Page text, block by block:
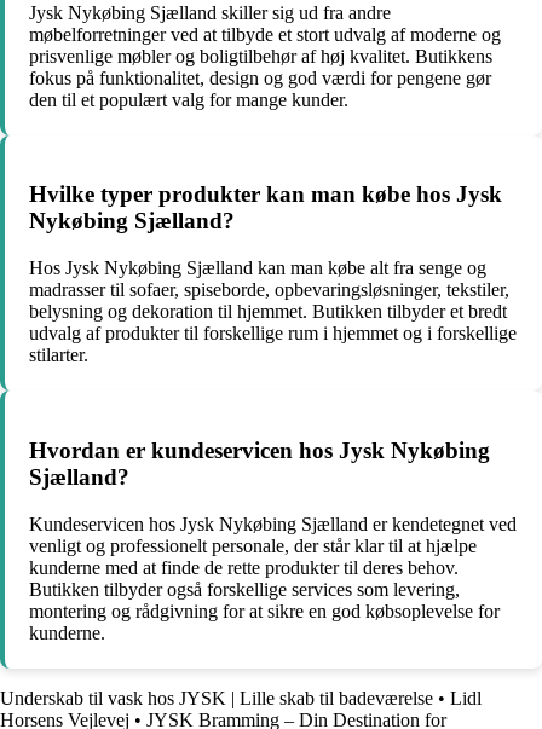
Jysk Nykøbing Sjælland skiller sig ud fra andre
møbelforretninger ved at tilbyde et stort udvalg af moderne og
prisvenlige møbler og boligtilbehør af høj kvalitet. Butikkens
fokus på funktionalitet, design og god værdi for pengene gør
den til et populært valg for mange kunder.
Hvilke typer produkter kan man købe hos Jysk
Nykøbing Sjælland?
Hos Jysk Nykøbing Sjælland kan man købe alt fra senge og
madrasser til sofaer, spiseborde, opbevaringsløsninger, tekstiler,
belysning og dekoration til hjemmet. Butikken tilbyder et bredt
udvalg af produkter til forskellige rum i hjemmet og i forskellige
stilarter.
Hvordan er kundeservicen hos Jysk Nykøbing
Sjælland?
Kundeservicen hos Jysk Nykøbing Sjælland er kendetegnet ved
venligt og professionelt personale, der står klar til at hjælpe
kunderne med at finde de rette produkter til deres behov.
Butikken tilbyder også forskellige services som levering,
montering og rådgivning for at sikre en god købsoplevelse for
kunderne.
Underskab til vask hos JYSK | Lille skab til badeværelse • Lidl
Horsens Vejlevej • JYSK Bramming – Din Destination for